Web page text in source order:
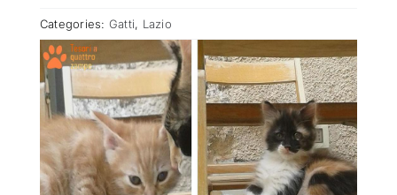
ADOTTATI O RITROVATI
ATTUALITÀ
VIDEO
Categories: Gatti, Lazio